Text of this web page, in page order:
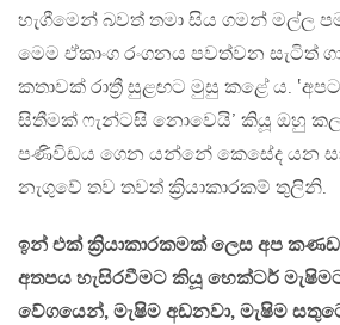
හැගීමෙන් බවත් තමා සිය ගමන් මල්ල
මෙම ඒකාංග රංගනය පවත්වන සැටිත්
කතාවක් රාත්‍රී සුළඟට මුසු කළේ ය.
සිතීමක් ෆැන්ටසි නොවෙයි’ කියූ ඔහු
පණිවිඩය ගෙන යන්නේ කෙසේද යන
නැගුවේ තව තවත් ක්‍රියාකාරකම් තුලිනි.
ඉන් එක් ක්‍රියාකාරකමක් ලෙස අප
අතපය හැසිරවීමට කියූ හෙක්ටර්
වේගයෙන්, මැෂිම අඩනවා, මැෂිම